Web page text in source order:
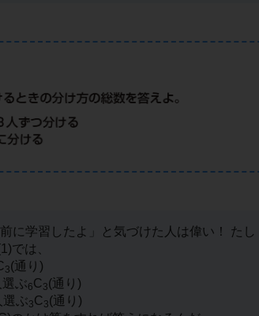
に学習したよ」と気づけた人は偉い！ たし
では、
3(通り)
ぶ6C3(通り)
ぶ3C3(通り)